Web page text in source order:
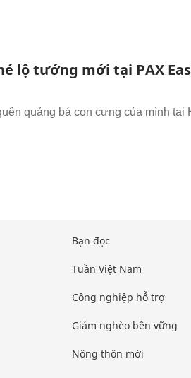
lộ tướng mới tại PAX
quảng bá con cưng của mình tại
Bạn đọc
Tuần Việt Nam
Công nghiệp hỗ trợ
Giảm nghèo bền vững
Nông thôn mới